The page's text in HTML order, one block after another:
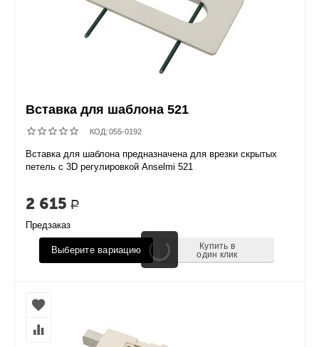
Вставка для шаблона 521
КОД: 055-0192
Вставка для шаблона предназначена для врезки скрытых
петель с 3D регулировкой Anselmi 521
2 615 Р
Предзаказ
Выберите вариацию
Купить в
один клик